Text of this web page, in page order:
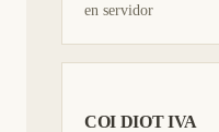
en servidor
COI DIOT IVA